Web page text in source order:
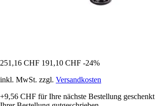
251,16 CHF 191,10 CHF -24%
inkl. MwSt. zzgl. Versandkosten
+9,56 CHF für Ihre nächste Bestellung geschenkt